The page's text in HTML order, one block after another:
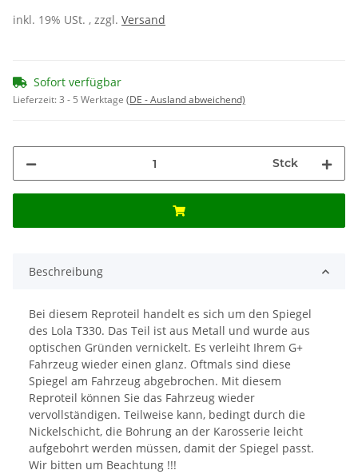
inkl. 19% USt. , zzgl. Versand
Sofort verfügbar
Lieferzeit:3 - 5 Werktage (DE - Ausland abweichend)
Stck
Beschreibung
Bei diesem Reproteil handelt es sich um den Spiegel
des Lola T330. Das Teil ist aus Metall und wurde aus
optischen Gründen vernickelt. Es verleiht Ihrem G+
Fahrzeug wieder einen glanz. Oftmals sind diese
Spiegel am Fahrzeug abgebrochen. Mit diesem
Reproteil können Sie das Fahrzeug wieder
vervollständigen. Teilweise kann, bedingt durch die
Nickelschicht, die Bohrung an der Karosserie leicht
aufgebohrt werden müssen, damit der Spiegel passt.
Wir bitten um Beachtung !!!